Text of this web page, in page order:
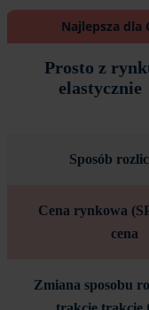
Najlepsza dla
Prosto z
elastycznie
Sposób
Cena rynkowa
cena
Zmiana sposobu